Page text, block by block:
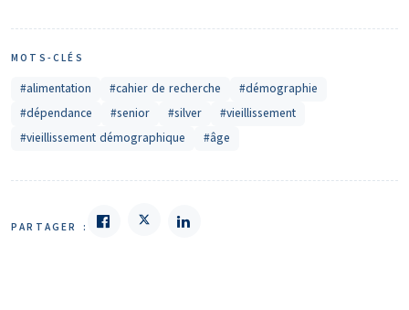
MOTS-CLÉS
#alimentation #cahier de recherche
#démographie
#dépendance
#senior #silver
#vieillissement
#vieillissement démographique
#âge
PARTAGER :